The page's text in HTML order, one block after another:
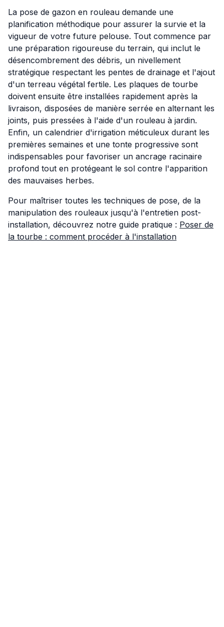
La pose de gazon en rouleau demande une
planification méthodique pour assurer la survie et la
vigueur de votre future pelouse. Tout commence par
une préparation rigoureuse du terrain, qui inclut le
désencombrement des débris, un nivellement
stratégique respectant les pentes de drainage et l'ajout
d'un terreau végétal fertile. Les plaques de tourbe
doivent ensuite être installées rapidement après la
livraison, disposées de manière serrée en alternant les
joints, puis pressées à l'aide d'un rouleau à jardin.
Enfin, un calendrier d'irrigation méticuleux durant les
premières semaines et une tonte progressive sont
indispensables pour favoriser un ancrage racinaire
profond tout en protégeant le sol contre l'apparition
des mauvaises herbes.
Pour maîtriser toutes les techniques de pose, de la
manipulation des rouleaux jusqu'à l'entretien post-
installation, découvrez notre guide pratique : Poser de
la tourbe : comment procéder à l'installation